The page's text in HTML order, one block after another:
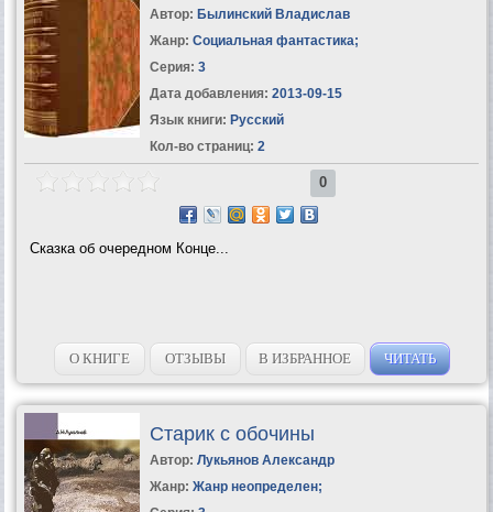
Автор: Былинский Владислав
Жанр: Социальная фантастика;
Серия: 3
Дата добавления: 2013-09-15
Язык книги: Русский
Кол-во страниц: 2
0
Сказка об очередном Конце...
О КНИГЕ ОТЗЫВЫ В ИЗБРАННОЕ ЧИТАТЬ
Старик с обочины
Автор: Лукьянов Александр
Жанр: Жанр неопределен;